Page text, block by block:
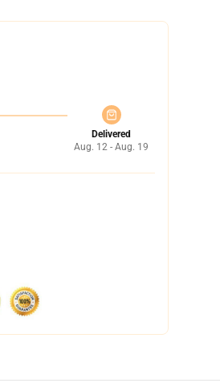
Delivered
Aug. 12 - Aug. 19